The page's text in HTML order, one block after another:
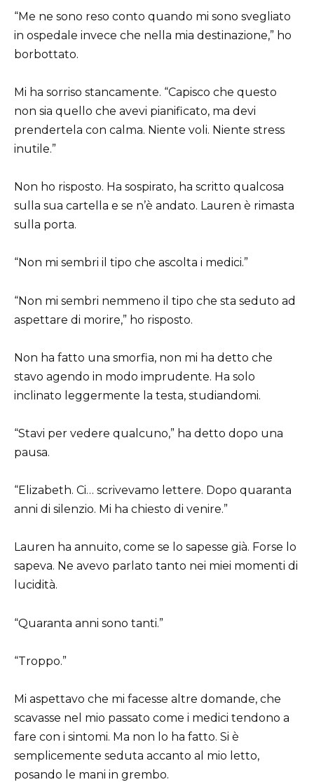
“Me ne sono reso conto quando mi sono svegliato
in ospedale invece che nella mia destinazione,” ho
borbottato.
Mi ha sorriso stancamente. “Capisco che questo
non sia quello che avevi pianificato, ma devi
prendertela con calma. Niente voli. Niente stress
inutile.”
Non ho risposto. Ha sospirato, ha scritto qualcosa
sulla sua cartella e se n’è andato. Lauren è rimasta
sulla porta.
“Non mi sembri il tipo che ascolta i medici.”
“Non mi sembri nemmeno il tipo che sta seduto ad
aspettare di morire,” ho risposto.
Non ha fatto una smorfia, non mi ha detto che
stavo agendo in modo imprudente. Ha solo
inclinato leggermente la testa, studiandomi.
“Stavi per vedere qualcuno,” ha detto dopo una
pausa.
“Elizabeth. Ci… scrivevamo lettere. Dopo quaranta
anni di silenzio. Mi ha chiesto di venire.”
Lauren ha annuito, come se lo sapesse già. Forse lo
sapeva. Ne avevo parlato tanto nei miei momenti di
lucidità.
“Quaranta anni sono tanti.”
“Troppo.”
Mi aspettavo che mi facesse altre domande, che
scavasse nel mio passato come i medici tendono a
fare con i sintomi. Ma non lo ha fatto. Si è
semplicemente seduta accanto al mio letto,
posando le mani in grembo.